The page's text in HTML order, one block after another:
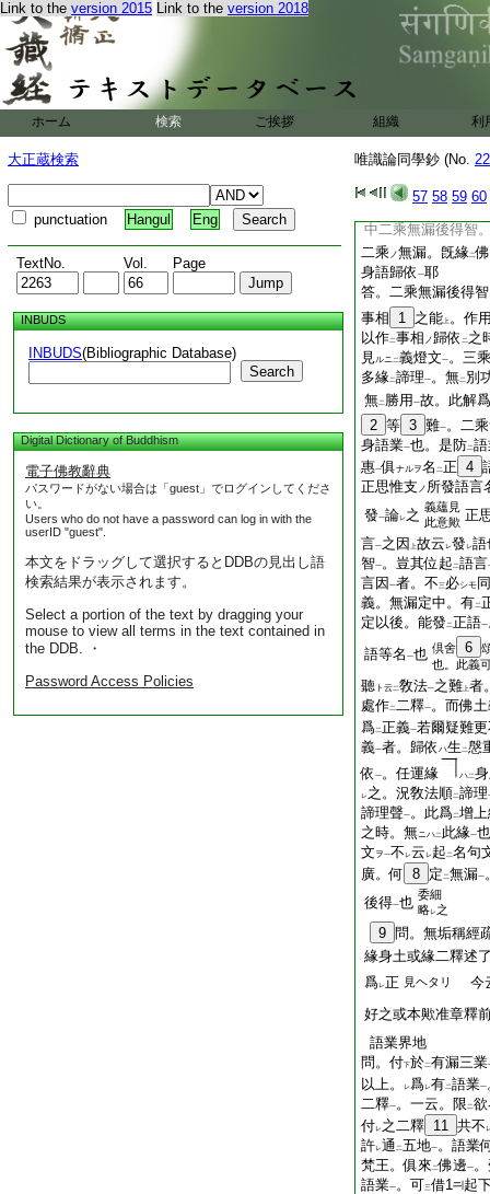
Link to the version 2015 Link to the version 2018
ホーム 検索 ご挨拶 組織 利
大正蔵検索
punctuation Hangul Eng
TextNo. Vol. Page
INBUDS
INBUDS(Bibliographic Database)
Search
Digital Dictionary of Buddhism
電子佛教辭典
パスワードがない場合は「guest」でログインしてくださ
い。
Users who do not have a password can log in with the
userID "guest".
本文をドラッグして選択するとDDBの見出し語
検索結果が表示されます。
Select a portion of the text by dragging your
mouse to view all terms in the text contained in
the DDB. ・
Password Access Policies
唯識論同學鈔 (No.
57 58 59 60
卽形重假 ナル
上。假
立名等上
是
多緣諦理
問。二乘無漏後得
云 付
之有漏狹
所レ定也。而正思 33
命。語＊業之體ナリ
無 其果 。正語
中二乘無漏後得智
二乘 ノ無漏。旣緣二
身語歸依 一耶
答。二乘無漏後得
事相
1 之能 上 。作
以作二事相 ノ歸依 二 之
見ルニ二義燈文一。三
多緣二諦理一。無二 別
無二 勝用 一故。此解爲
2 等 3 難一。二
身語業一也。是防二
惠一俱ナルヲ名 二正 4
正思惟支 ノ 所發語言
發一論レ之 義蘊見
此意歟 正
言一之因 上故云 レ發 レ語
智一。豈其位起 二語言
言因 一者。不三必シモ
義。無漏定中。有二
定以後。能發 二正語一
語等名 一也 倶舍 6
也。此義
聽 ト云二敎法一之難 上者
處作二二釋一。而佛
爲二正義一若爾疑難
義一者。歸依 ハ生 二慇
依 一。任運緣 ハ二
レ之。況敎法順二諦理
諦理聲一。此爲二增
之時。無ニハ二 此緣一
文 ヲ一不 レ云 レ起 二名句
廣。何 8 定 二無漏一
後得一也 委細
略レ之
9 問。無垢稱經
緣身土或緣二釋述
爲レ正 見ヘタリ
今
好之或本歟准章釋
語業界地
問。付下於二有漏三業
以上。 レ爲レ有二語業一
二釋一。一云。限 二
付レ之二釋 11 共不
許レ通 二五地一。語業
梵王。俱來 二佛邊一
語業一。可三借1
起